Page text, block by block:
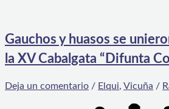
Gauchos y huasos se
la XV Cabalgata “Difunta
Deja un comentario / Elqui, Vicuña /